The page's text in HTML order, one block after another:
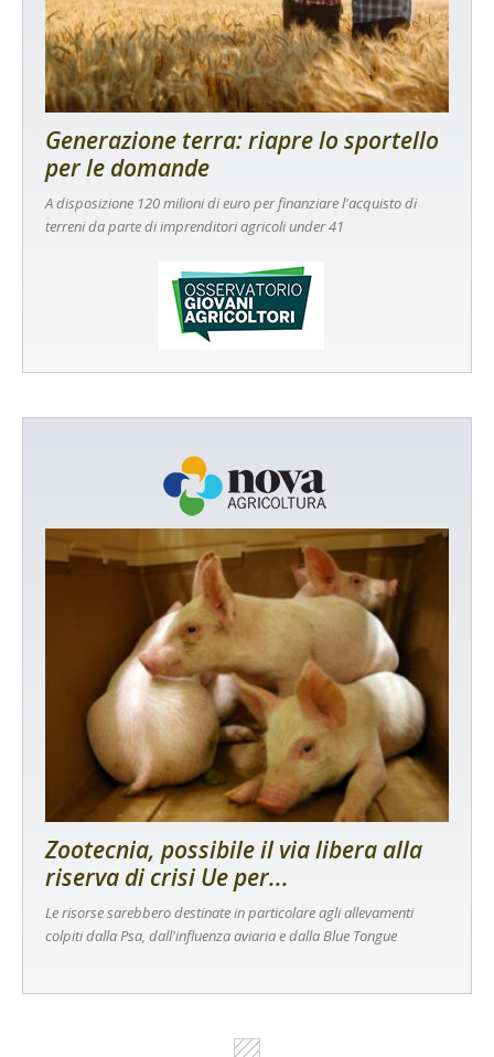
Generazione terra: riapre lo sportello
per le domande
A disposizione 120 milioni di euro per finanziare l'acquisto di
terreni da parte di imprenditori agricoli under 41
Zootecnia, possibile il via libera alla
riserva di crisi Ue per...
Le risorse sarebbero destinate in particolare agli allevamenti
colpiti dalla Psa, dall'influenza aviaria e dalla Blue Tongue